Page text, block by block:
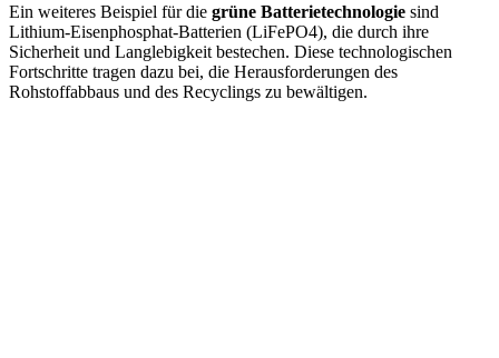
Ein weiteres Beispiel für die grüne Batterietechnologie sind
Lithium-Eisenphosphat-Batterien (LiFePO4), die durch ihre
Sicherheit und Langlebigkeit bestechen. Diese technologischen
Fortschritte tragen dazu bei, die Herausforderungen des
Rohstoffabbaus und des Recyclings zu bewältigen.